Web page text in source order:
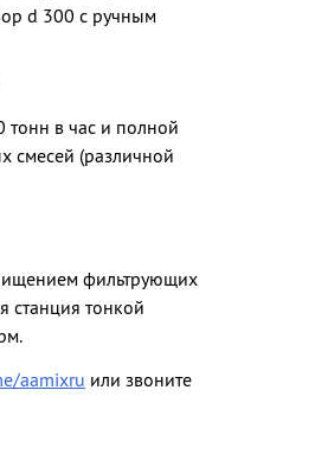
d 300 c ручным
в час и полной
смесей (различной
фильтрующих
станция тонкой
aamixru или звоните